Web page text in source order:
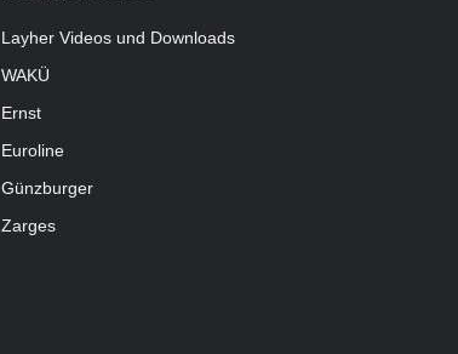
Layher Videos und Downloads
WAKÜ
Ernst
Euroline
Günzburger
Zarges